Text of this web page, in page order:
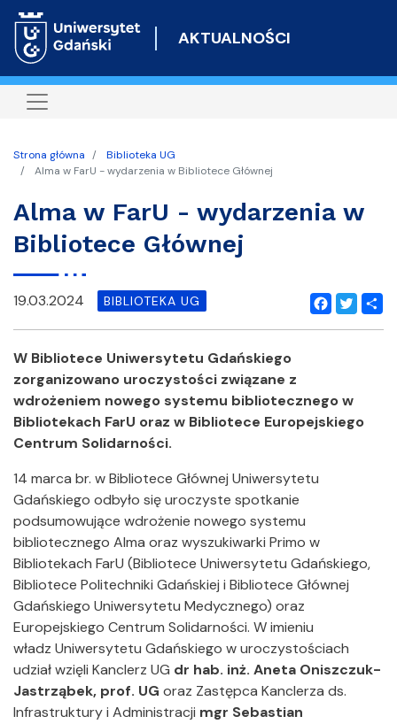
do
AKTUALNOŚCI
Strona główna
Biblioteka UG
Alma w FarU - wydarzenia w Bibliotece Głównej
Alma w FarU - wydarzenia w
Bibliotece Głównej
Facebook
Twitter
19.03.2024 BIBLIOTEKA UG
W Bibliotece Uniwersytetu Gdańskiego
zorganizowano uroczystości związane z
wdrożeniem nowego systemu bibliotecznego w
Bibliotekach FarU oraz w Bibliotece Europejskiego
Centrum Solidarności.
14 marca br. w Bibliotece Głównej Uniwersytetu
Gdańskiego odbyło się uroczyste spotkanie
podsumowujące wdrożenie nowego systemu
bibliotecznego Alma oraz wyszukiwarki Primo w
Bibliotekach FarU (Bibliotece Uniwersytetu Gdańskiego,
Bibliotece Politechniki Gdańskiej i Bibliotece Głównej
Gdańskiego Uniwersytetu Medycznego) oraz
Europejskiego Centrum Solidarności. W imieniu
władz Uniwersytetu Gdańskiego w uroczystościach
udział wzięli Kanclerz UG dr hab. inż. Aneta Oniszczuk-
Jastrząbek, prof. UG oraz Zastępca Kanclerza ds.
Infrastruktury i Administracji mgr Sebastian